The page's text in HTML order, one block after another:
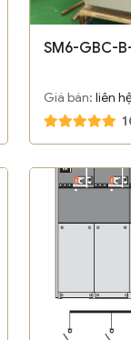
SM6-GBC-
Giá bán: liên